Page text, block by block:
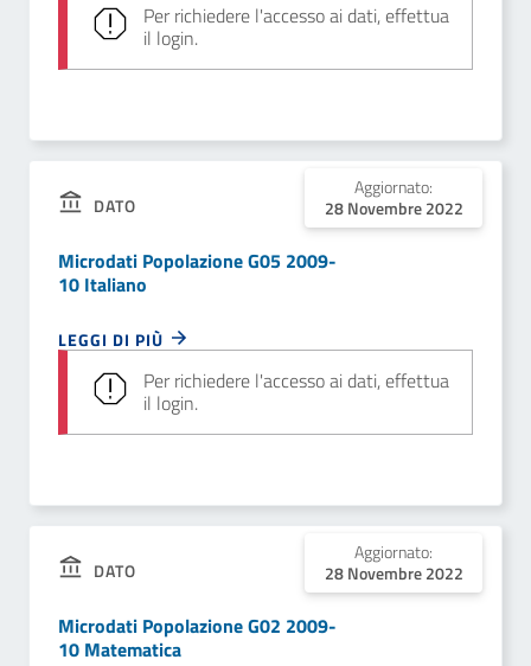
Per richiedere l'accesso ai dati, effettua
il login.
DATO
Aggiornato:
28 Novembre 2022
Microdati Popolazione G05 2009-
10 Italiano
LEGGI DI PIÙ
Per richiedere l'accesso ai dati, effettua
il login.
DATO
Aggiornato:
28 Novembre 2022
Microdati Popolazione G02 2009-
10 Matematica